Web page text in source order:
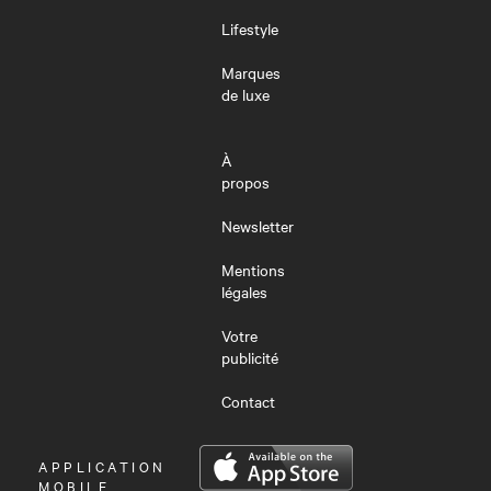
Lifestyle
Marques
de luxe
À
propos
Newsletter
Mentions
légales
Votre
publicité
Contact
OUVRIR
LE
APPLICATION
MOBILE